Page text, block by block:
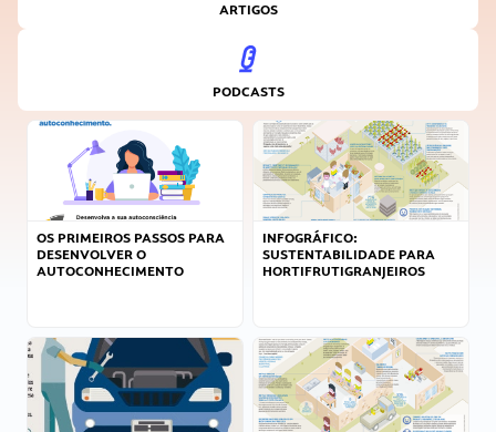
ARTIGOS
PODCASTS
OS PRIMEIROS PASSOS PARA
DESENVOLVER O
AUTOCONHECIMENTO
INFOGRÁFICO:
SUSTENTABILIDADE PARA
HORTIFRUTIGRANJEIROS